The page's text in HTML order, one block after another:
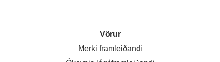
Vörur
Merki framleiðandi